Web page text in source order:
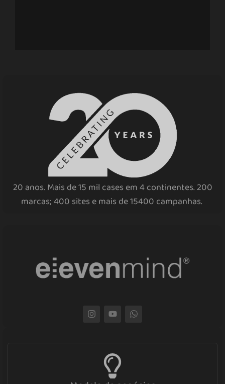
20 anos. Mais de 15 mil cases em 4 continentes. 200
marcas; 400 sites e mais de 15400 campanhas.